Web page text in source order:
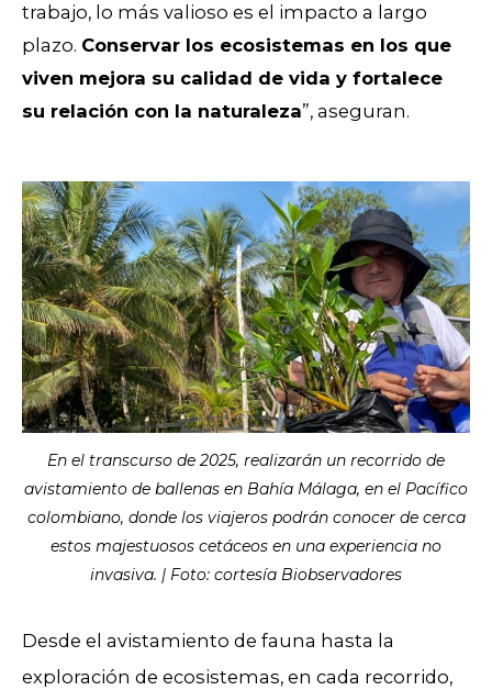
trabajo, lo más valioso es el impacto a largo
plazo. Conservar los ecosistemas en los que
viven mejora su calidad de vida y fortalece
su relación con la naturaleza”, aseguran.
En el transcurso de 2025, realizarán un recorrido de
avistamiento de ballenas en Bahía Málaga, en el Pacífico
colombiano, donde los viajeros podrán conocer de cerca
estos majestuosos cetáceos en una experiencia no
invasiva. | Foto: cortesía Biobservadores
Desde el avistamiento de fauna hasta la
exploración de ecosistemas, en cada recorrido,